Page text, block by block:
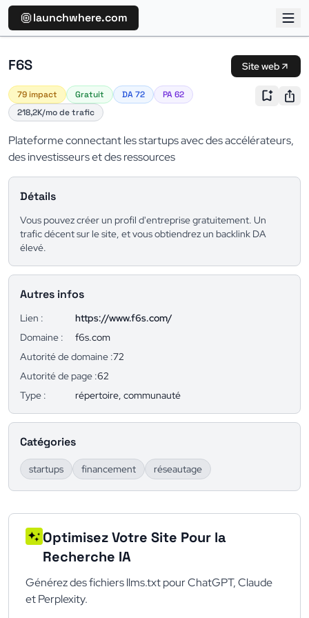
launchwhere.com
F6S Site web
79 impact Gratuit DA 72
PA 62
218,2K/mo de trafic
Plateforme connectant les startups avec des accélérateurs,
des investisseurs et des ressources
Détails
Vous pouvez créer un profil d'entreprise gratuitement. Un
trafic décent sur le site, et vous obtiendrez un backlink DA
élevé.
Autres infos
Lien :
https://www.f6s.com/
Domaine :
f6s.com
Autorité de domaine :72
Autorité de page :62
Type :
répertoire, communauté
Catégories
startups financement réseautage
Optimisez Votre Site Pour la
Recherche IA
Générez des fichiers llms.txt pour ChatGPT, Claude
et Perplexity.